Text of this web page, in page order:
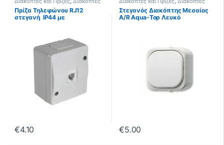
Στεγανοί, Στεγανοί IP44
Πρίζα Τηλεφώνου RJ12
στεγανή IP44 με
€4.10
Στεγανοί, Στεγανοί Aqua Top
Στεγανός Διακόπτης Μεσαίος
A/R Aqua-Top Λευκό
€5.00